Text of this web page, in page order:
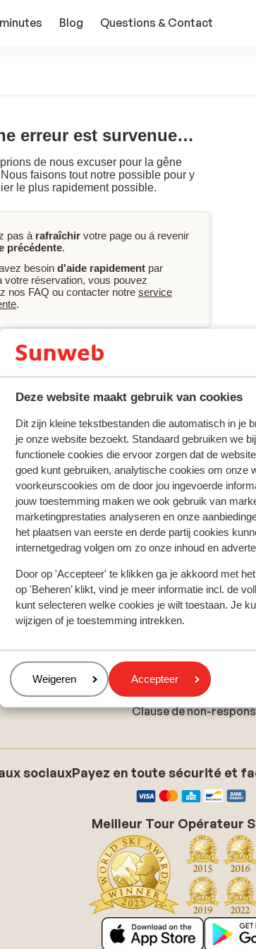
Deze website maakt gebruik van cookies
Dit zijn kleine tekstbestanden die automatisch in je
je onze website bezoekt. Standaard gebruiken we
functionele cookies die ervoor zorgen dat de
goed kunt gebruiken, analytische cookies om onze
voorkeurscookies om de door jou ingevoerde
jouw toestemming maken we ook gebruik van
marketingprestaties analyseren en onze
het plaatsen van eerste en derde partij cookies
internetgedrag volgen om zo onze inhoud en
Door op 'Accepteer' te klikken ga je akkoord met
op 'Beheren’ klikt, vind je meer informatie incl. de
kunt selecteren welke cookies je wilt toestaan. Je
wijzigen of je toestemming intrekken.
Beheren
Weigeren Accepteer
Blog Questions & Contact
erreur est survenue…
de nous excuser pour la gêne
faisons tout notre possible pour y
le plus rapidement possible.
pas à rafraîchir votre page ou á revenir
précédente.
besoin d'aide rapidement par
votre réservation, vous pouvez
nos FAQ ou contacter notre service
.
Nouvelle recherche
Les Menuires Les Menuires Résidence Club
Destinations
Les Deux Alpes
Les Portes du
Les Trois Vallées
Politique de
Politique relative aux
Paramètres des
Gérer vos préférences
Clause de non-
sociauxPayez en toute sécurité et
Meilleur Tour Opérateur